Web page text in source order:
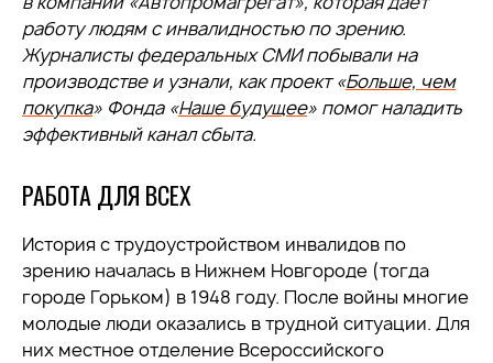
работу людям с инвалидностью по зрению.
Журналисты федеральных СМИ побывали на
производстве и узнали, как проект «Больше, чем
покупка» Фонда «Наше будущее» помог наладить
эффективный канал сбыта.
РАБОТА ДЛЯ ВСЕХ
История с трудоустройством инвалидов по
зрению началась в Нижнем Новгороде (тогда
городе Горьком) в 1948 году. После войны многие
молодые люди оказались в трудной ситуации. Для
них местное отделение Всероссийского